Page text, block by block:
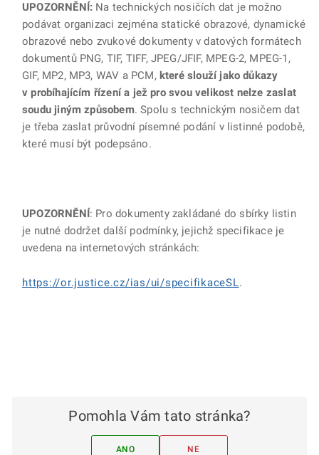
UPOZORNĚNÍ: Na technických nosičích dat je možno
podávat organizaci zejména statické obrazové, dynamické
obrazové nebo zvukové dokumenty v datových formátech
dokumentů PNG, TIF, TIFF, JPEG/JFIF, MPEG-2, MPEG-1,
GIF, MP2, MP3, WAV a PCM, které slouží jako důkazy
v probíhajícím řízení a jež pro svou velikost nelze zaslat
soudu jiným způsobem. Spolu s technickým nosičem dat
je třeba zaslat průvodní písemné podání v listinné podobě,
které musí být podepsáno.
UPOZORNĚNÍ: Pro dokumenty zakládané do sbírky listin
je nutné dodržet další podmínky, jejichž specifikace je
uvedena na internetových stránkách:
https://or.justice.cz/ias/ui/specifikaceSL.
Pomohla Vám tato stránka?
ANO NE